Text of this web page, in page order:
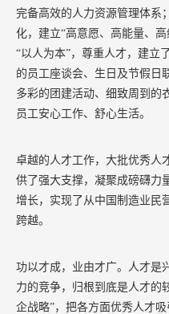
完备高效的人力资源管理体系
化，建立“高意愿、高能量、
“以人为本”，尊重人才，建立
的员工座谈会、生日及节假日
多彩的团建活动、细致周到的
员工安心工作、舒心生活。
卓越的人才工作，大批优秀人
供了强大支撑，凝聚成磅礴力
增长，实现了从中国制造业民
跨越。
功以才成，业由才广。人才是
力的竞争，归根到底是人才的
企战略”，把各方面优秀人才